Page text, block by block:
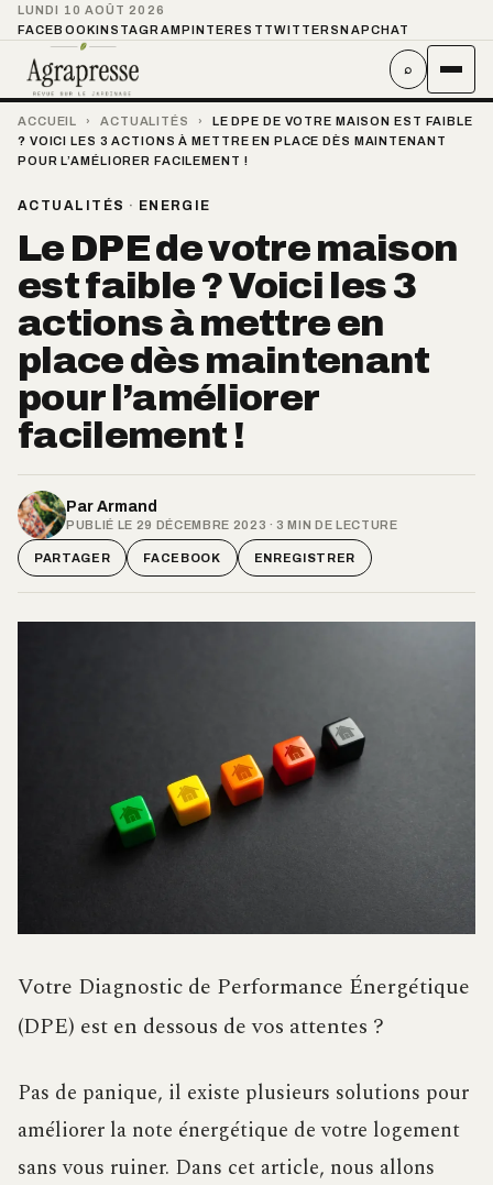
LUNDI 10 AOÛT 2026
FACEBOOKINSTAGRAMPINTEREST TWITTER SNAPCHAT
⌕
ACCUEIL › ACTUALITÉS ›
LE DPE DE VOTRE MAISON EST FAIBLE
? VOICI LES 3 ACTIONS À METTRE EN PLACE DÈS MAINTENANT
POUR L’AMÉLIORER FACILEMENT !
ACTUALITÉS · ENERGIE
Le DPE de votre maison
est faible ? Voici les 3
actions à mettre en
place dès maintenant
pour l’améliorer
facilement !
Par Armand
PUBLIÉ LE 29 DÉCEMBRE 2023 · 3 MIN DE LECTURE
PARTAGER FACEBOOK ENREGISTRER
Votre Diagnostic de Performance Énergétique
(DPE) est en dessous de vos attentes ?
Pas de panique, il existe plusieurs solutions pour
améliorer la note énergétique de votre logement
sans vous ruiner. Dans cet article, nous allons